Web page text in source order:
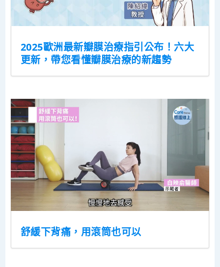
2025歐洲最新瓣膜治療指引公布！六大
更新，帶您看懂瓣膜治療的新趨勢
舒緩下背痛，用滾筒也可以